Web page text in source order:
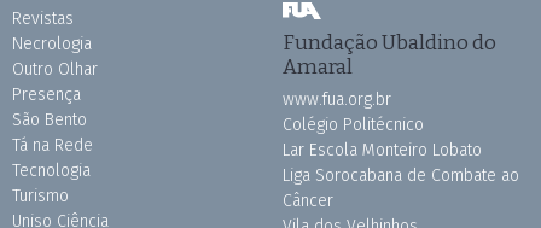
Revistas
Necrologia
Outro Olhar
Presença
São Bento
Tá na Rede
Tecnologia
Turismo
Uniso Ciência
Fundação Ubaldino do
Amaral
www.fua.org.br
Colégio Politécnico
Lar Escola Monteiro Lobato
Liga Sorocabana de Combate ao
Câncer